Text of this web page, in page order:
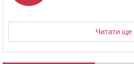
Читати ще